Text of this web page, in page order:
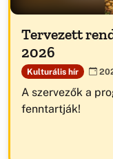
Tervezett
2026
Kulturális hír
A szervezők a
fenntartják!